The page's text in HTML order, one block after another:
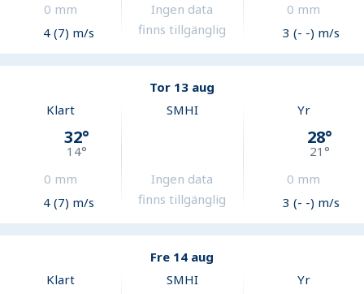
0 mm
4 (7) m/s
Ingen data
finns tillgänglig
0 mm
3 (- -) m/s
Tor 13 aug
Klart
32°
14°
0 mm
4 (7) m/s
SMHI
Ingen data
finns tillgänglig
Yr
28°
21°
0 mm
3 (- -) m/s
Fre 14 aug
Klart
SMHI Yr